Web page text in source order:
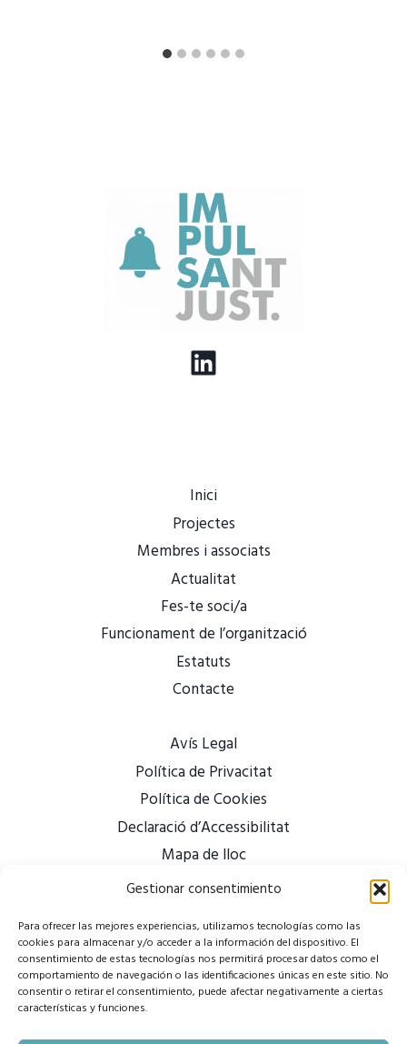
Gestionar consentimiento
Para ofrecer las mejores experiencias, utilizamos tecnologías como las
cookies para almacenar y/o acceder a la información del dispositivo. El
consentimiento de estas tecnologías nos permitirá procesar datos como el
comportamiento de navegación o las identificaciones únicas en este sitio. No
consentir o retirar el consentimiento, puede afectar negativamente a ciertas
características y funciones.
LinkedIn
Inici
Projectes
Membres i associats
Actualitat
Fes-te soci/a
Funcionament de l’organització
Estatuts
Contacte
Avís Legal
Política de Privacitat
Política de Cookies
Declaració d’Accessibilitat
Mapa de lloc